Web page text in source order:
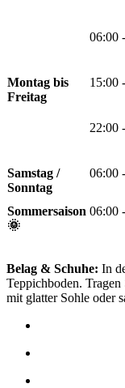
Montag bis
Freitag
06:00
15:00
22:00
Samstag /
Sonntag
06:00
Sommersaison
🌞
06:00
Belag & Schuhe: In
Teppichboden.
mit glatter Sohle oder